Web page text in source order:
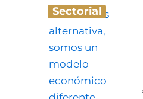
Sectorial